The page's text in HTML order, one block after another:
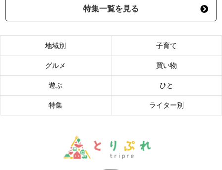
特集一覧を見る
地域別 子育て
グルメ 買い物
遊ぶ ひと
特集 ライター別